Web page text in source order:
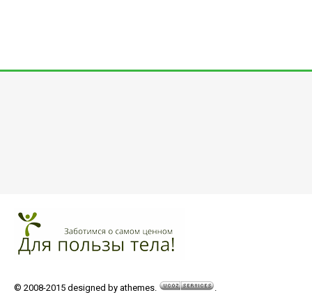
© 2008-2015 designed by athemes. .